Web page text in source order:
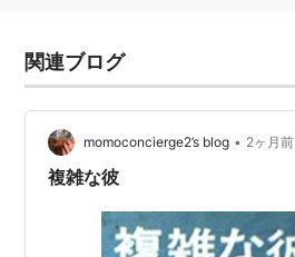
関連ブログ
momoconcierge2’s blog • 2ヶ月前
複雑な彼